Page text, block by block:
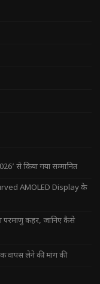
से किया गया सम्मानित
AMOLED Display के
परमाणु कहर, जानिए कैसे
वापस लेने की मांग की